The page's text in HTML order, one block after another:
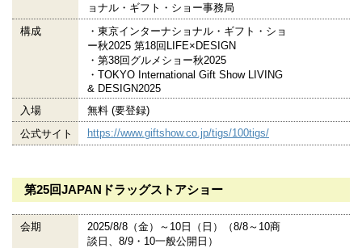
ョナル・ギフト・ショー事務局
構成
・東京インターナショナル・ギフト・ショ
ー秋2025 第18回LIFE×DESIGN
・第38回グルメショー秋2025
・TOKYO International Gift Show LIVING
& DESIGN2025
入場
無料 (要登録)
公式サイト
https://www.giftshow.co.jp/tigs/100tigs/
第25回JAPANドラッグストアショー
会期
2025/8/8（金）～10日（日）（8/8～10商
談日、8/9・10一般公開日）